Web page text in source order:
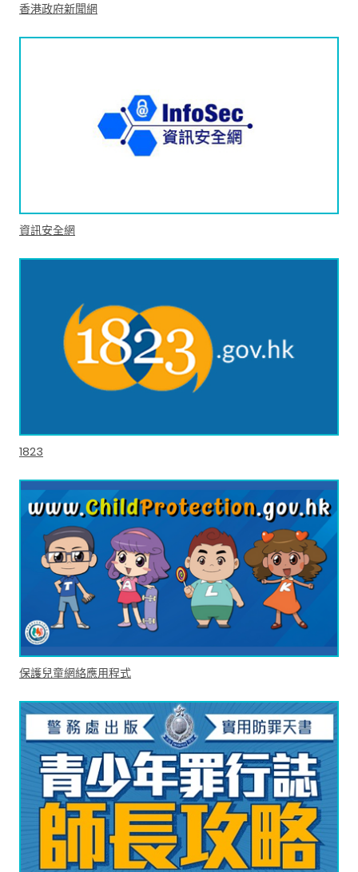
香港政府新聞網
資訊安全網
1823
保護兒童網絡應用程式